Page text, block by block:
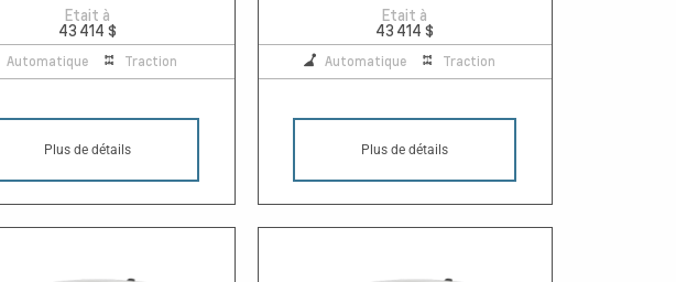
Etait à
43 414 $
Automatique Traction
Plus de détails
Etait à
43 414 $
Automatique Traction
Plus de détails